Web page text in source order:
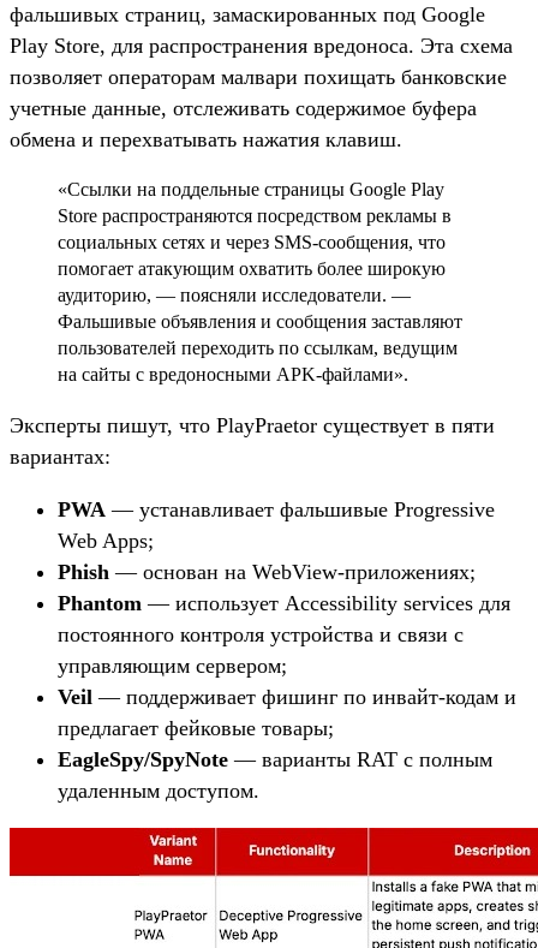
фальшивых страниц, замаскированных под Google
Play Store, для распространения вредоноса. Эта схема
позволяет операторам малвари похищать банковские
учетные данные, отслеживать содержимое буфера
обмена и перехватывать нажатия клавиш.
«Ссылки на поддельные страницы Google Play
Store распространяются посредством рекламы в
социальных сетях и через SMS-сообщения, что
помогает атакующим охватить более широкую
аудиторию, — поясняли исследователи. —
Фальшивые объявления и сообщения заставляют
пользователей переходить по ссылкам, ведущим
на сайты с вредоносными APK-файлами».
Эксперты пишут, что PlayPraetor существует в пяти
вариантах:
PWA — устанавливает фальшивые Progressive
Web Apps;
Phish — основан на WebView-приложениях;
Phantom — использует Accessibility services для
постоянного контроля устройства и связи с
управляющим сервером;
Veil — поддерживает фишинг по инвайт-кодам и
предлагает фейковые товары;
EagleSpy/SpyNote — варианты RAT с полным
удаленным доступом.